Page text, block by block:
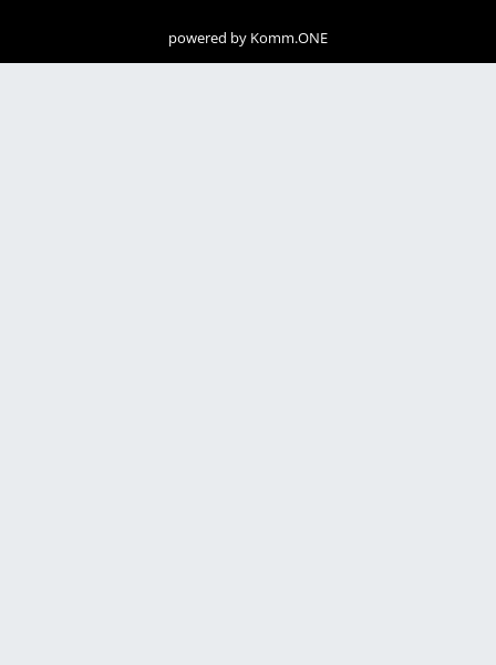
powered by Komm.ONE